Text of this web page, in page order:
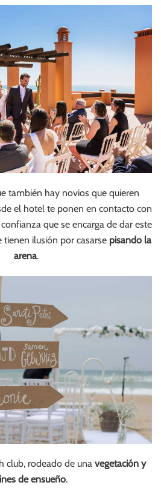
también hay novios que quieren
el hotel te ponen en contacto con
que se encarga de dar este
ilusión por casarse pisando la
arena.
club, rodeado de una vegetación y
de ensueño.